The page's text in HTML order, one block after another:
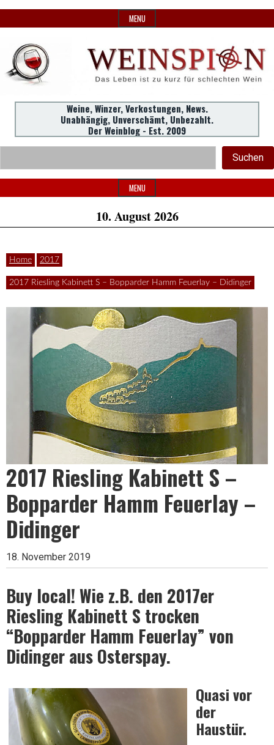
to
MENU
WeinSpion
|
Das
Leben
ist
zu
kurz
für
schlechten
Wein
Weine,
Winzer,
Verkostungen.
Header
Widget
Area
Weine, Winzer, Verkostungen, News.
Unabhängig, Unverschämt, Unbezahlt.
Der Weinblog - Est. 2009
Suchen
MENU
10. August 2026
Home 2017
2017 Riesling Kabinett S – Bopparder Hamm Feuerlay – Didinger
2017 Riesling Kabinett S –
Bopparder Hamm Feuerlay –
Didinger
18. November 2019
Buy local! Wie z.B. den 2017er
Riesling Kabinett S trocken
“Bopparder Hamm Feuerlay” von
Didinger aus Osterspay.
Quasi vor
der
Haustür.